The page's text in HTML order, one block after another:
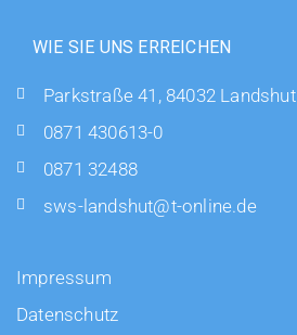
WIE SIE UNS ERREICHEN
Parkstraße 41, 84032 Landshut
0871 430613-0
0871 32488
sws-landshut@t-online.de
Impressum
Datenschutz